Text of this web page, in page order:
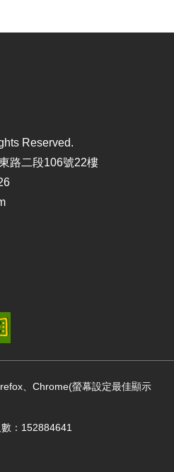
Reserved.
路二段106號22樓
、Chrome(螢幕設定最佳顯示
：152884641